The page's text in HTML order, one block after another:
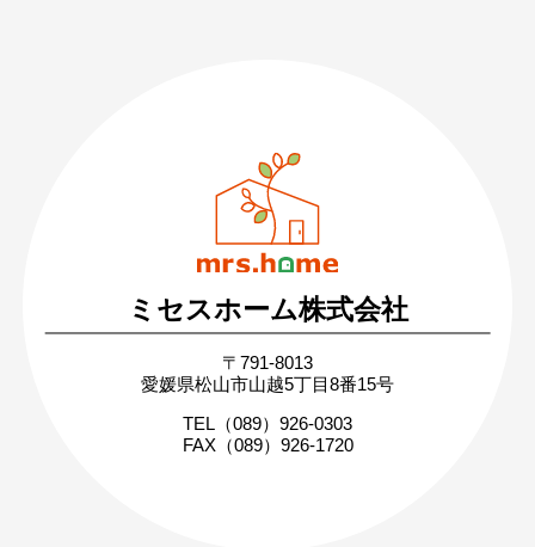
営業時間：月〜土 8:30 〜 17:30
日・祝 9:30 〜 17:30
無料相談・お問い合わせ
まずはお気軽にご相談ください
家づくりの疑問や不安にお答えします
ミセスホーム株式会社
〒791-8013
愛媛県松山市山越5丁目8番15号
TEL（089）926-0303
FAX（089）926-1720